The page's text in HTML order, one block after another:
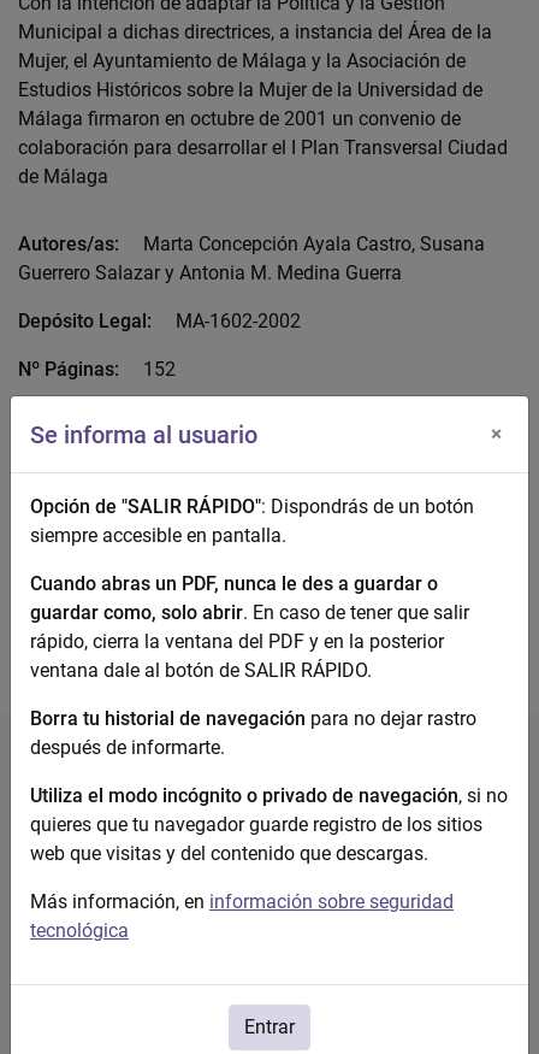
Municipal a dichas directrices, a instancia del Área de la
Mujer, el Ayuntamiento de Málaga y la Asociación de
Estudios Históricos sobre la Mujer de la Universidad de
Málaga firmaron en octubre de 2001 un convenio de
colaboración para desarrollar el I Plan Transversal Ciudad
de Málaga
Autores/as:
Marta Concepción Ayala Castro, Susana
Guerrero Salazar y Antonia M. Medina Guerra
Depósito Legal: MA-1602-2002
Nº Páginas: 152
Acceso Abierto: No definido
Descarga el documento completo
Violencia contra la mujer
Se informa al usuario ×
Opción de "SALIR RÁPIDO": Dispondrás de un botón
siempre accesible en pantalla.
Cuando abras un PDF, nunca le des a guardar o
guardar como, solo abrir. En caso de tener que salir
rápido, cierra la ventana del PDF y en la posterior
ventana dale al botón de SALIR RÁPIDO.
Borra tu historial de navegación para no dejar rastro
después de informarte.
Utiliza el modo incógnito o privado de navegación, si no
quieres que tu navegador guarde registro de los sitios
web que visitas y del contenido que descargas.
Más información, en información sobre seguridad
tecnológica
Entrar